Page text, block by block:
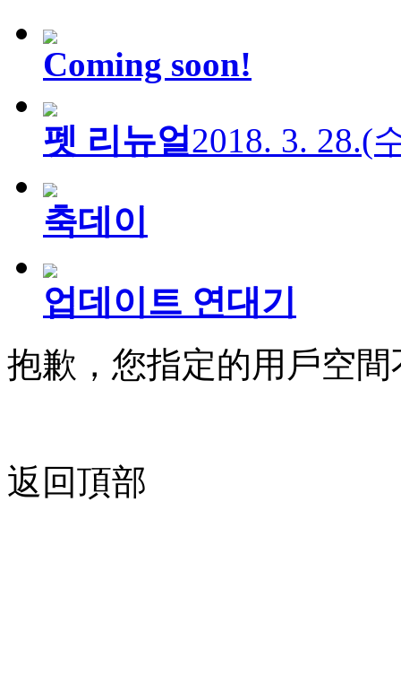
Coming soon!
펫 리뉴얼2018. 3. 28.(
축데이
업데이트 연대기
抱歉，您指定的用戶空間
返回頂部